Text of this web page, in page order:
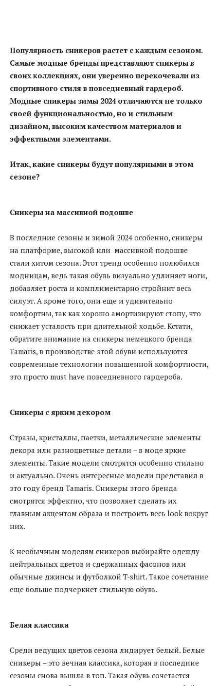
Популярность сникеров растет с каждым сезоном.
Самые модные бренды представляют сникеры в
своих коллекциях, они уверенно перекочевали из
спортивного стиля в повседневный гардероб.
Модные сникеры зимы 2024 отличаются не только
своей функциональностью, но и стильным
дизайном, высоким качеством материалов и
эффектными элементами.
Итак, какие сникеры будут популярными в этом
сезоне?
Сникеры на массивной подошве
В последние сезоны и зимой 2024 особенно, сникеры
на платформе, высокой или массивной подошве
стали хитом сезона. Этот тренд особенно полюбился
модницам, ведь такая обувь визуально удлиняет ноги,
добавляет роста и комплиментарно стройнит весь
силуэт. А кроме того, они еще и удивительно
комфортны, так как хорошо амортизируют стопу, что
снижает усталость при длительной ходьбе. Кстати,
обратите внимание на сникеры немецкого бренда
Tamaris, в производстве этой обуви используются
современные технологии повышенной комфортности,
это просто must have повседневного гардероба.
Сникеры с ярким декором
Стразы, кристаллы, паетки, металлические элементы
декора или разноцветные детали – в моде яркие
элементы. Такие модели смотрятся особенно стильно
и актуально. Очень интересные модели представил в
это году бренд Tamaris. Сникеры этого бренда
смотрятся эффектно, что позволяет сделать их
главным акцентом образа и построить весь look вокруг
них.
К необычным моделям сникеров выбирайте одежду
нейтральных цветов и сдержанных фасонов или
обычные джинсы и футболкой T-shirt. Такое сочетание
еще больше подчеркнет стильную обувь.
Белая классика
Среди ведущих цветов сезона лидирует белый. Белые
сникеры – это вечная классика, которая в последние
сезоны снова вышла в топ. Такая обувь сочетается